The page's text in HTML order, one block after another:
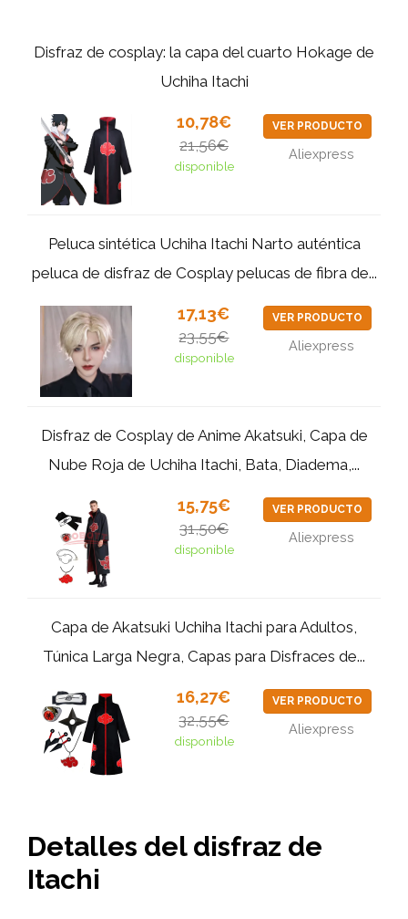
Disfraz de cosplay: la capa del cuarto Hokage de
Uchiha Itachi
10,78€
21,56€
disponible
VER PRODUCTO
Aliexpress
Peluca sintética Uchiha Itachi Narto auténtica
peluca de disfraz de Cosplay pelucas de fibra de...
17,13€
23,55€
disponible
VER PRODUCTO
Aliexpress
Disfraz de Cosplay de Anime Akatsuki, Capa de
Nube Roja de Uchiha Itachi, Bata, Diadema,...
15,75€
31,50€
disponible
VER PRODUCTO
Aliexpress
Capa de Akatsuki Uchiha Itachi para Adultos,
Túnica Larga Negra, Capas para Disfraces de...
16,27€
32,55€
disponible
VER PRODUCTO
Aliexpress
Detalles del disfraz de
Itachi